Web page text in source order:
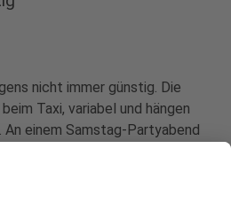
nicht immer günstig. Die
Taxi, variabel und hängen
An einem Samstag-Partyabend
werden sie das nach
ohnehin tun.